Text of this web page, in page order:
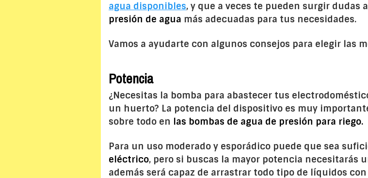
agua disponibles, y que a veces te pueden surgir dudas
presión de agua más adecuadas para tus necesidades.
Vamos a ayudarte con algunos consejos para elegir las
Potencia
¿Necesitas la bomba para abastecer tus
un huerto? La potencia del dispositivo es muy
sobre todo en las bombas de agua de presión para riego.
Para un uso moderado y esporádico puede que sea
eléctrico, pero si buscas la mayor potencia necesitarás
además será capaz de arrastrar todo tipo de líquidos